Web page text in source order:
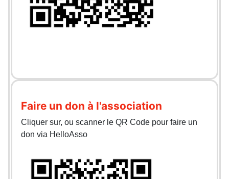
Faire un don à l'association
Cliquer sur, ou scanner le QR Code pour faire un
don via HelloAsso